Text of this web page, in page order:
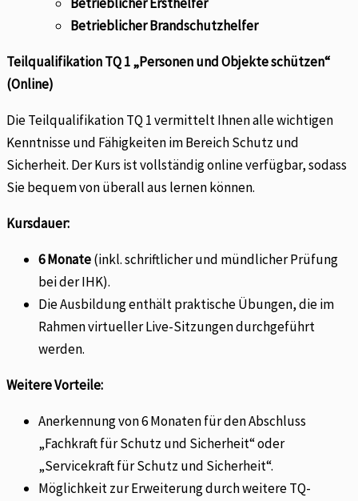
Betrieblicher Brandschutzhelfer
Teilqualifikation TQ 1 „Personen und Objekte schützen“
(Online)
Die Teilqualifikation TQ 1 vermittelt Ihnen alle wichtigen
Kenntnisse und Fähigkeiten im Bereich Schutz und
Sicherheit. Der Kurs ist vollständig online verfügbar, sodass
Sie bequem von überall aus lernen können.
Kursdauer:
6 Monate(inkl. schriftlicher und mündlicher Prüfung
bei der IHK).
Die Ausbildung enthält praktische Übungen, die im
Rahmen virtueller Live-Sitzungen durchgeführt
werden.
Weitere Vorteile:
Anerkennung von 6 Monaten für den Abschluss
„Fachkraft für Schutz und Sicherheit“ oder
„Servicekraft für Schutz und Sicherheit“.
Möglichkeit zur Erweiterung durch weitere TQ-